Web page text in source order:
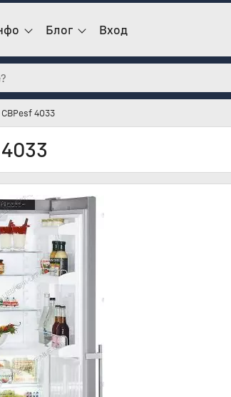
Блог Вход
4033